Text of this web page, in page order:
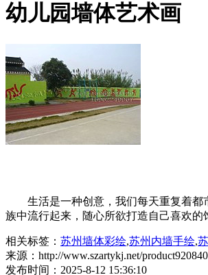
幼儿园墙体艺术画
生活是一种创意，我们每天重复着都市
族中流行起来，随心所欲打造自己喜欢的
相关标签： 苏州墙体彩绘,苏州内墙手绘,
来源：http://www.szartykj.net/
发布时间：2025-8-12 15:36:10